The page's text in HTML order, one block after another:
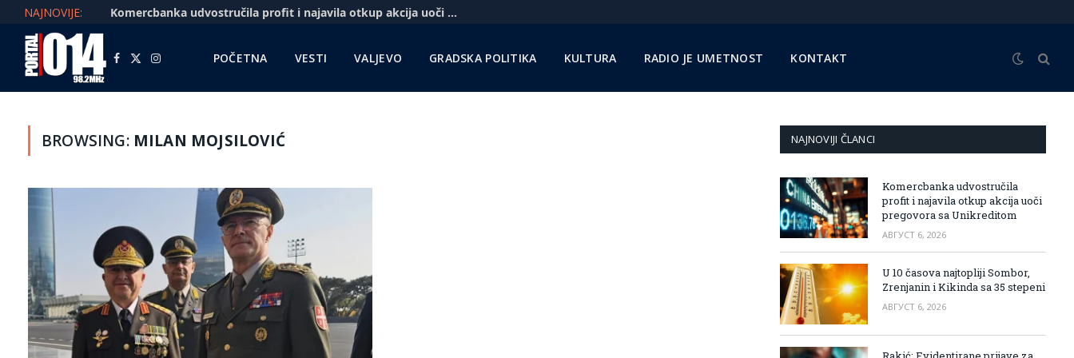
NAJNOVIJE: Komercbanka udvostručila profit i najavila otkup akcija uoči pregovora sa Unikreditom
Facebook
X
Instagram POČETNA VESTI VALJEVO GRADSKA POLITIKA KULTURA RADIO JE UMETNOST KONTAKT
BROWSING: MILAN MOJSILOVIĆ NAJNOVIJI ČLANCI
Komercbanka udvostručila
profit i najavila otkup akcija uoči
pregovora sa Unikreditom
АВГУСТ 6, 2026
U 10 časova najtopliji Sombor,
Zrenjanin i Kikinda sa 35 stepeni
АВГУСТ 6, 2026